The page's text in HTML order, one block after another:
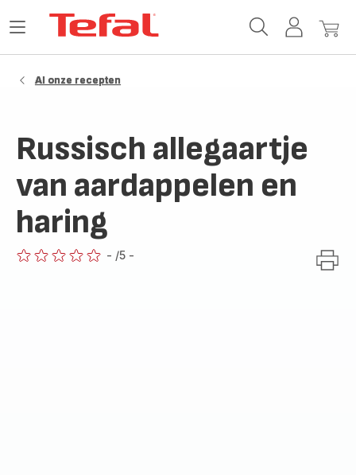
MijnMijn
Open
Al onze recepten
Russisch allegaartje
van aardappelen en
haring
- /5 -